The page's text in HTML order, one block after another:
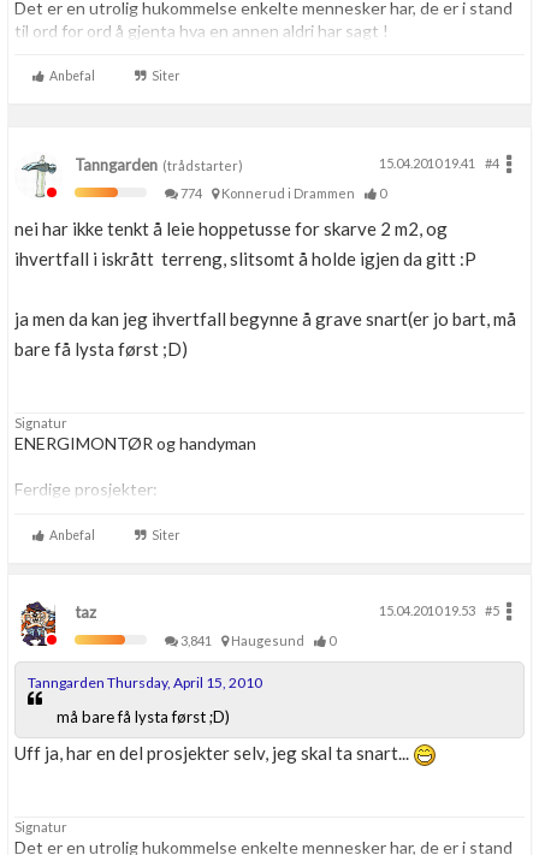
Det er en utrolig hukommelse enkelte mennesker har, de er i stand
til ord for ord å gjenta hva en annen aldri har sagt !
Anbefal Siter
Tanngarden (trådstarter) 15.04.2010 19.41
#4
774
Konnerud i Drammen 0
nei har ikke tenkt å leie hoppetusse for skarve 2 m2, og
ihvertfall i iskrått terreng, slitsomt å holde igjen da gitt :P
ja men da kan jeg ihvertfall begynne å grave snart(er jo bart, må
bare få lysta først ;D)
Signatur
ENERGIMONTØR og handyman
Ferdige prosjekter:
Oppussing av kjøkken
Anbefal Siter
taz 15.04.2010 19.53
#5
3,841
Haugesund 0
Tanngarden Thursday, April 15, 2010
må bare få lysta først ;D)
Uff ja, har en del prosjekter selv, jeg skal ta snart...
Signatur
Det er en utrolig hukommelse enkelte mennesker har, de er i stand